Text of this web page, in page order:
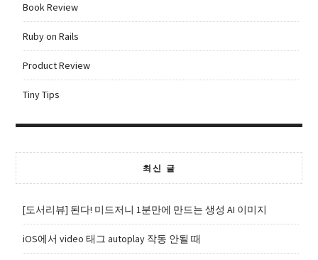
Book Review
Ruby on Rails
Product Review
Tiny Tips
최신 글
[도서리뷰] 된다! 미드저니 1분만에 만드는 생성 AI 이미지
iOS에서 video 태그 autoplay 작동 안될 때